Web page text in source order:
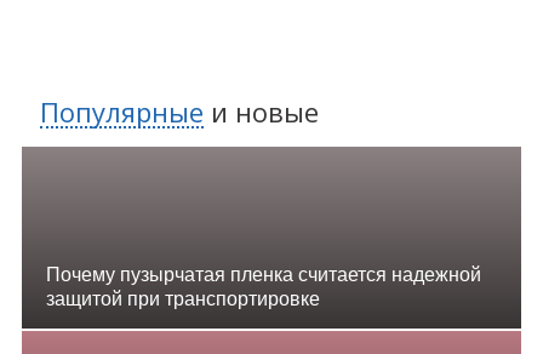
Популярные и новые
Почему пузырчатая пленка считается надежной
защитой при транспортировке